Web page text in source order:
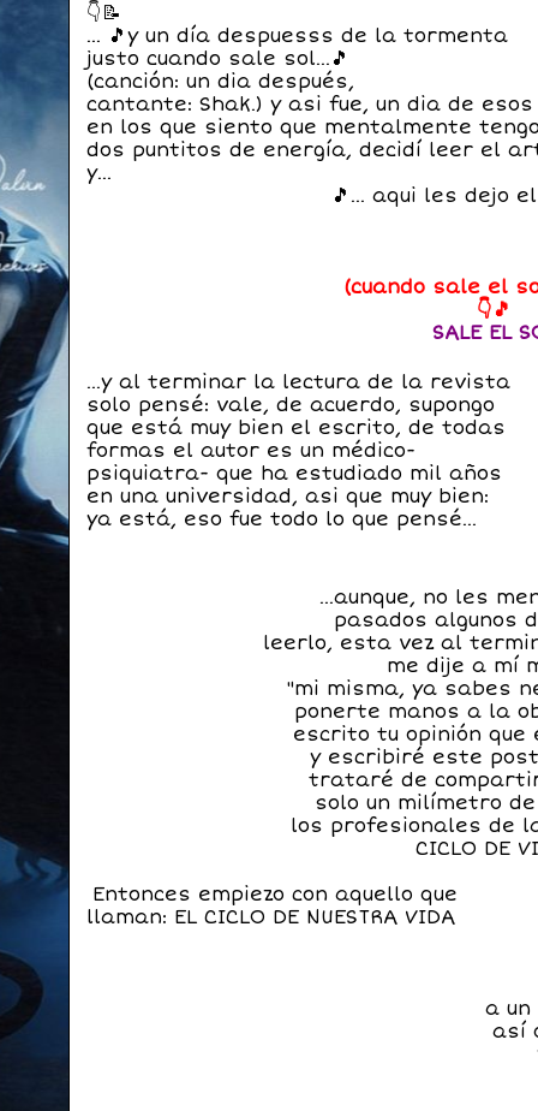
👇📝
... 🎵y un día despuesss de la tormenta
justo cuando sale sol...🎵
(canción: un dia después,
cantante: Shak.) y asi fue, un dia de esos
en los que siento que mentalmente
dos puntitos de energía, decidí leer el
y...
🎵... aqui les dejo
(cuando sale el
👇🎵
SALE EL
...y al terminar la lectura de la revista
solo pensé: vale, de acuerdo, supongo
que está muy bien el escrito, de todas
formas el autor es un médico-
psiquiatra- que ha estudiado mil años
en una universidad, asi que muy bien:
ya está, eso fue todo lo que pensé...
...aunque, no les
pasados algunos
leerlo, esta vez al
me dije a mí
"mi misma, ya sabes
ponerte manos a la
escrito tu opinión que
y escribiré este post
trataré de
solo un milímetro
los profesionales de
CICLO DE
Entonces empiezo con aquello que
llaman: EL CICLO DE NUESTRA VIDA
a
así